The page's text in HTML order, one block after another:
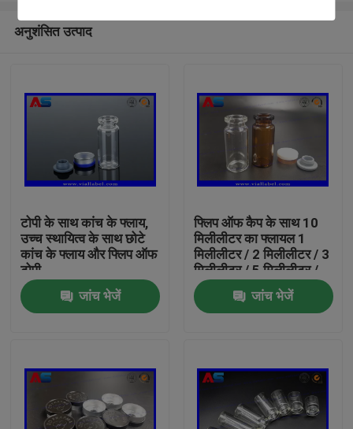
उत्पादों
हमारे बारे में
अनुशंसित उत्पाद
टोपी के साथ कांच के फ्लाय,
उच्च स्थायित्व के साथ छोटे
कांच के फ्लाय और फ्लिप ऑफ
टोपी
जांच भेजें
फ्लिप ऑफ कैप के साथ 10
मिलीलीटर का फ्लायल 1
मिलीलीटर / 2 मिलीलीटर / 3
मिलीलीटर / 5 मिलीलीटर /
10 मिलीलीटर क्षमता
जांच भेजें